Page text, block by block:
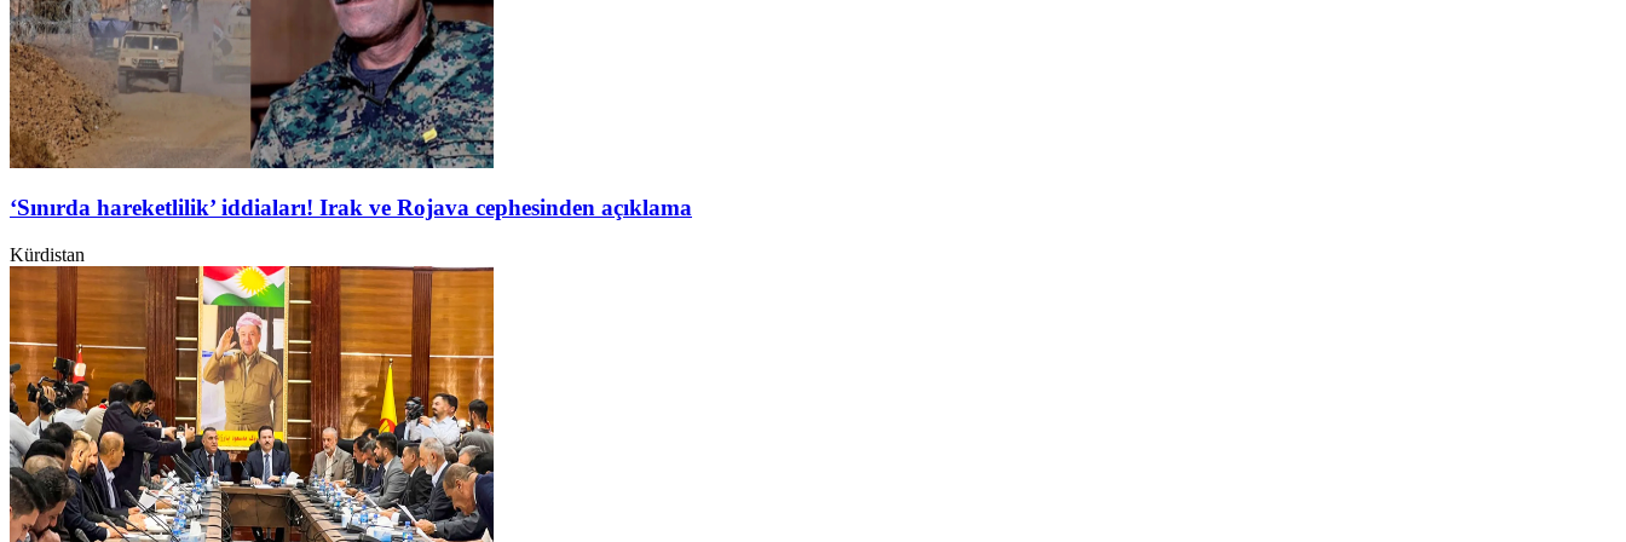
‘Sınırda hareketlilik’ iddiaları! Irak ve Rojava cephesinden açıklama
Kürdistan